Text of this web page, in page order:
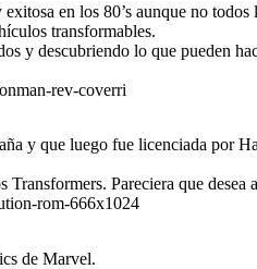
en los 80’s aunque no
transformables.
y descubriendo lo que pueden
y que luego fue licenciada por
Pareciera que desea
de Marvel.